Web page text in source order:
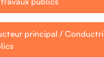
principal /